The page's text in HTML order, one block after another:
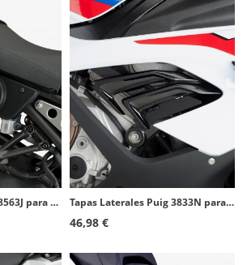
Tapas Laterales Puig 8563J para Yamaha XSR900 (16-19) Negro mate Tapas Laterales Puig 3833N para BMW S1000RR (19-22) Negro
46,98 €